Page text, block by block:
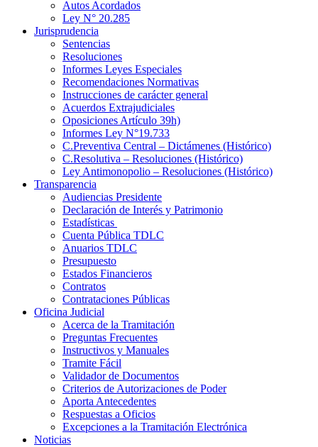
Autos Acordados
Ley N° 20.285
Jurisprudencia
Sentencias
Resoluciones
Informes Leyes Especiales
Recomendaciones Normativas
Instrucciones de carácter general
Acuerdos Extrajudiciales
Oposiciones Artículo 39h)
Informes Ley N°19.733
C.Preventiva Central – Dictámenes (Histórico)
C.Resolutiva – Resoluciones (Histórico)
Ley Antimonopolio – Resoluciones (Histórico)
Transparencia
Audiencias Presidente
Declaración de Interés y Patrimonio
Estadísticas
Cuenta Pública TDLC
Anuarios TDLC
Presupuesto
Estados Financieros
Contratos
Contrataciones Públicas
Oficina Judicial
Acerca de la Tramitación
Preguntas Frecuentes
Instructivos y Manuales
Tramite Fácil
Validador de Documentos
Criterios de Autorizaciones de Poder
Aporta Antecedentes
Respuestas a Oficios
Excepciones a la Tramitación Electrónica
Noticias